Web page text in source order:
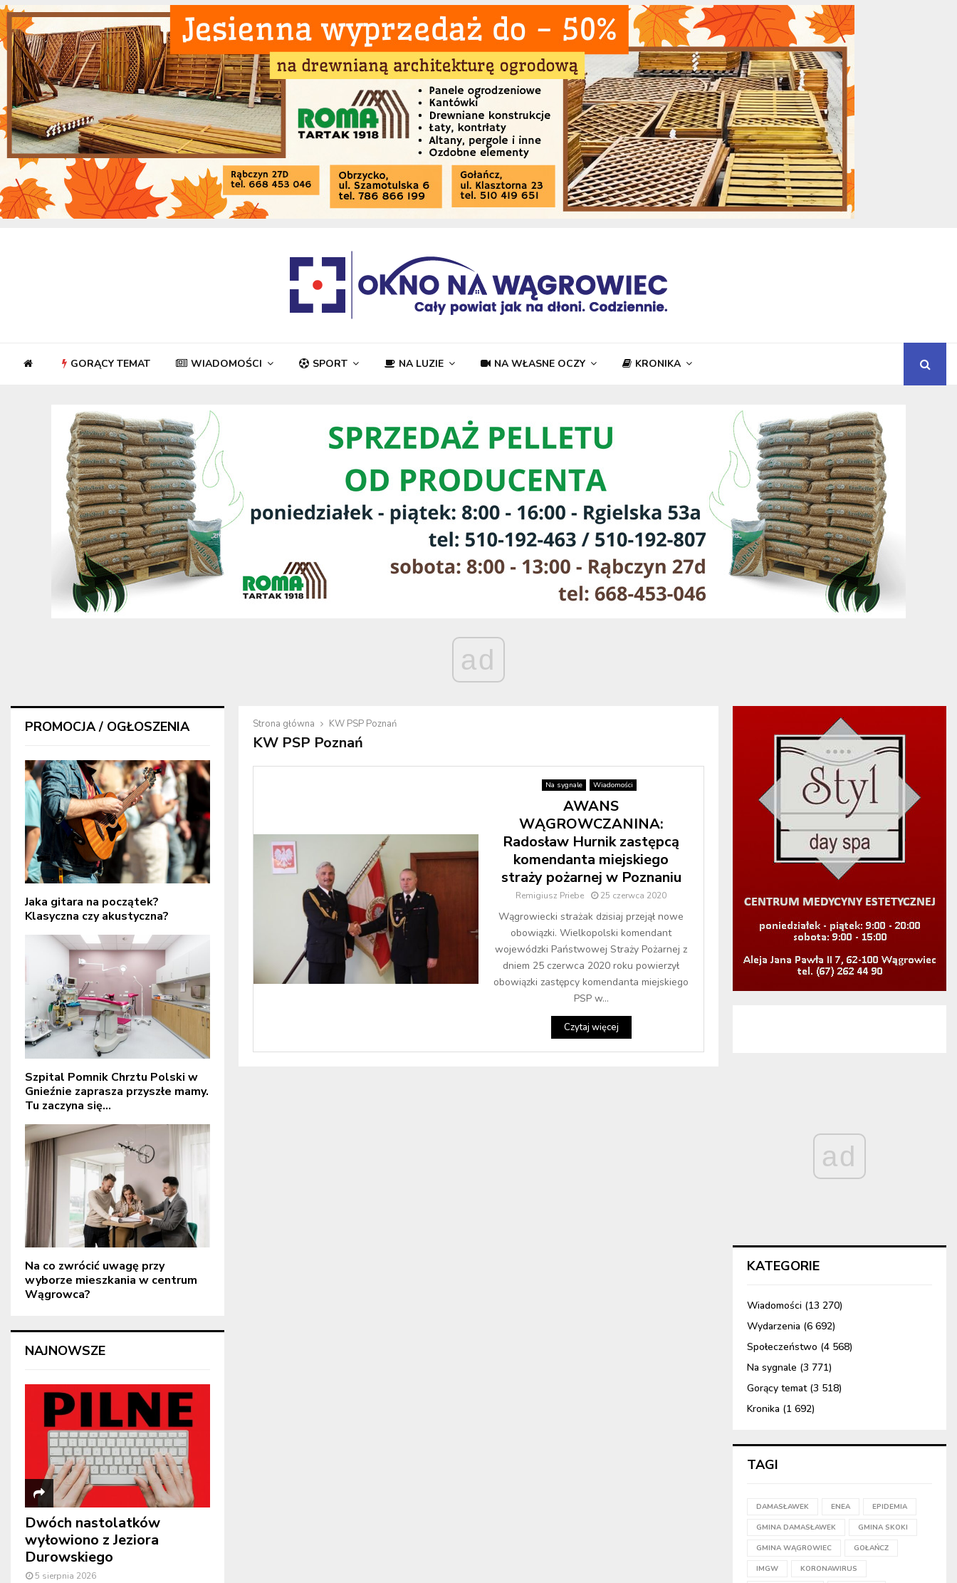
GORĄCY TEMAT WIADOMOŚCI SPORT NA LUZIE NA WŁASNE OCZY KRONIKA
ad
Strona główna KW PSP Poznań
KW PSP Poznań
Na sygnale Wiadomości
AWANS
WĄGROWCZANINA:
Radosław Hurnik zastępcą
komendanta miejskiego
straży pożarnej w Poznaniu
Remigiusz Priebe 25 czerwca 2020
Wągrowiecki strażak dzisiaj przejął nowe
obowiązki. Wielkopolski komendant
wojewódzki Państwowej Straży Pożarnej z
dniem 25 czerwca 2020 roku powierzył
obowiązki zastępcy komendanta miejskiego
PSP w...
Czytaj więcej
PROMOCJA / OGŁOSZENIA
Jaka gitara na początek?
Klasyczna czy akustyczna?
Szpital Pomnik Chrztu Polski w
Gnieźnie zaprasza przyszłe mamy.
Tu zaczyna się...
Na co zwrócić uwagę przy
wyborze mieszkania w centrum
Wągrowca?
NAJNOWSZE
Dwóch nastolatków
wyłowiono z Jeziora
Durowskiego
5 sierpnia 2026
ad
KATEGORIE
Wiadomości (13 270)
Wydarzenia (6 692)
Społeczeństwo (4 568)
Na sygnale (3 771)
Gorący temat(3 518)
Kronika (1 692)
TAGI
DAMASŁAWEK ENEA EPIDEMIA
GMINA DAMASŁAWEK GMINA SKOKI
GMINA WĄGROWIEC GOŁAŃCZ
IMGW KORONAWIRUS